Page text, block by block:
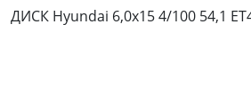
ДИСК Hyundai 6,0x15 4/100 54,1